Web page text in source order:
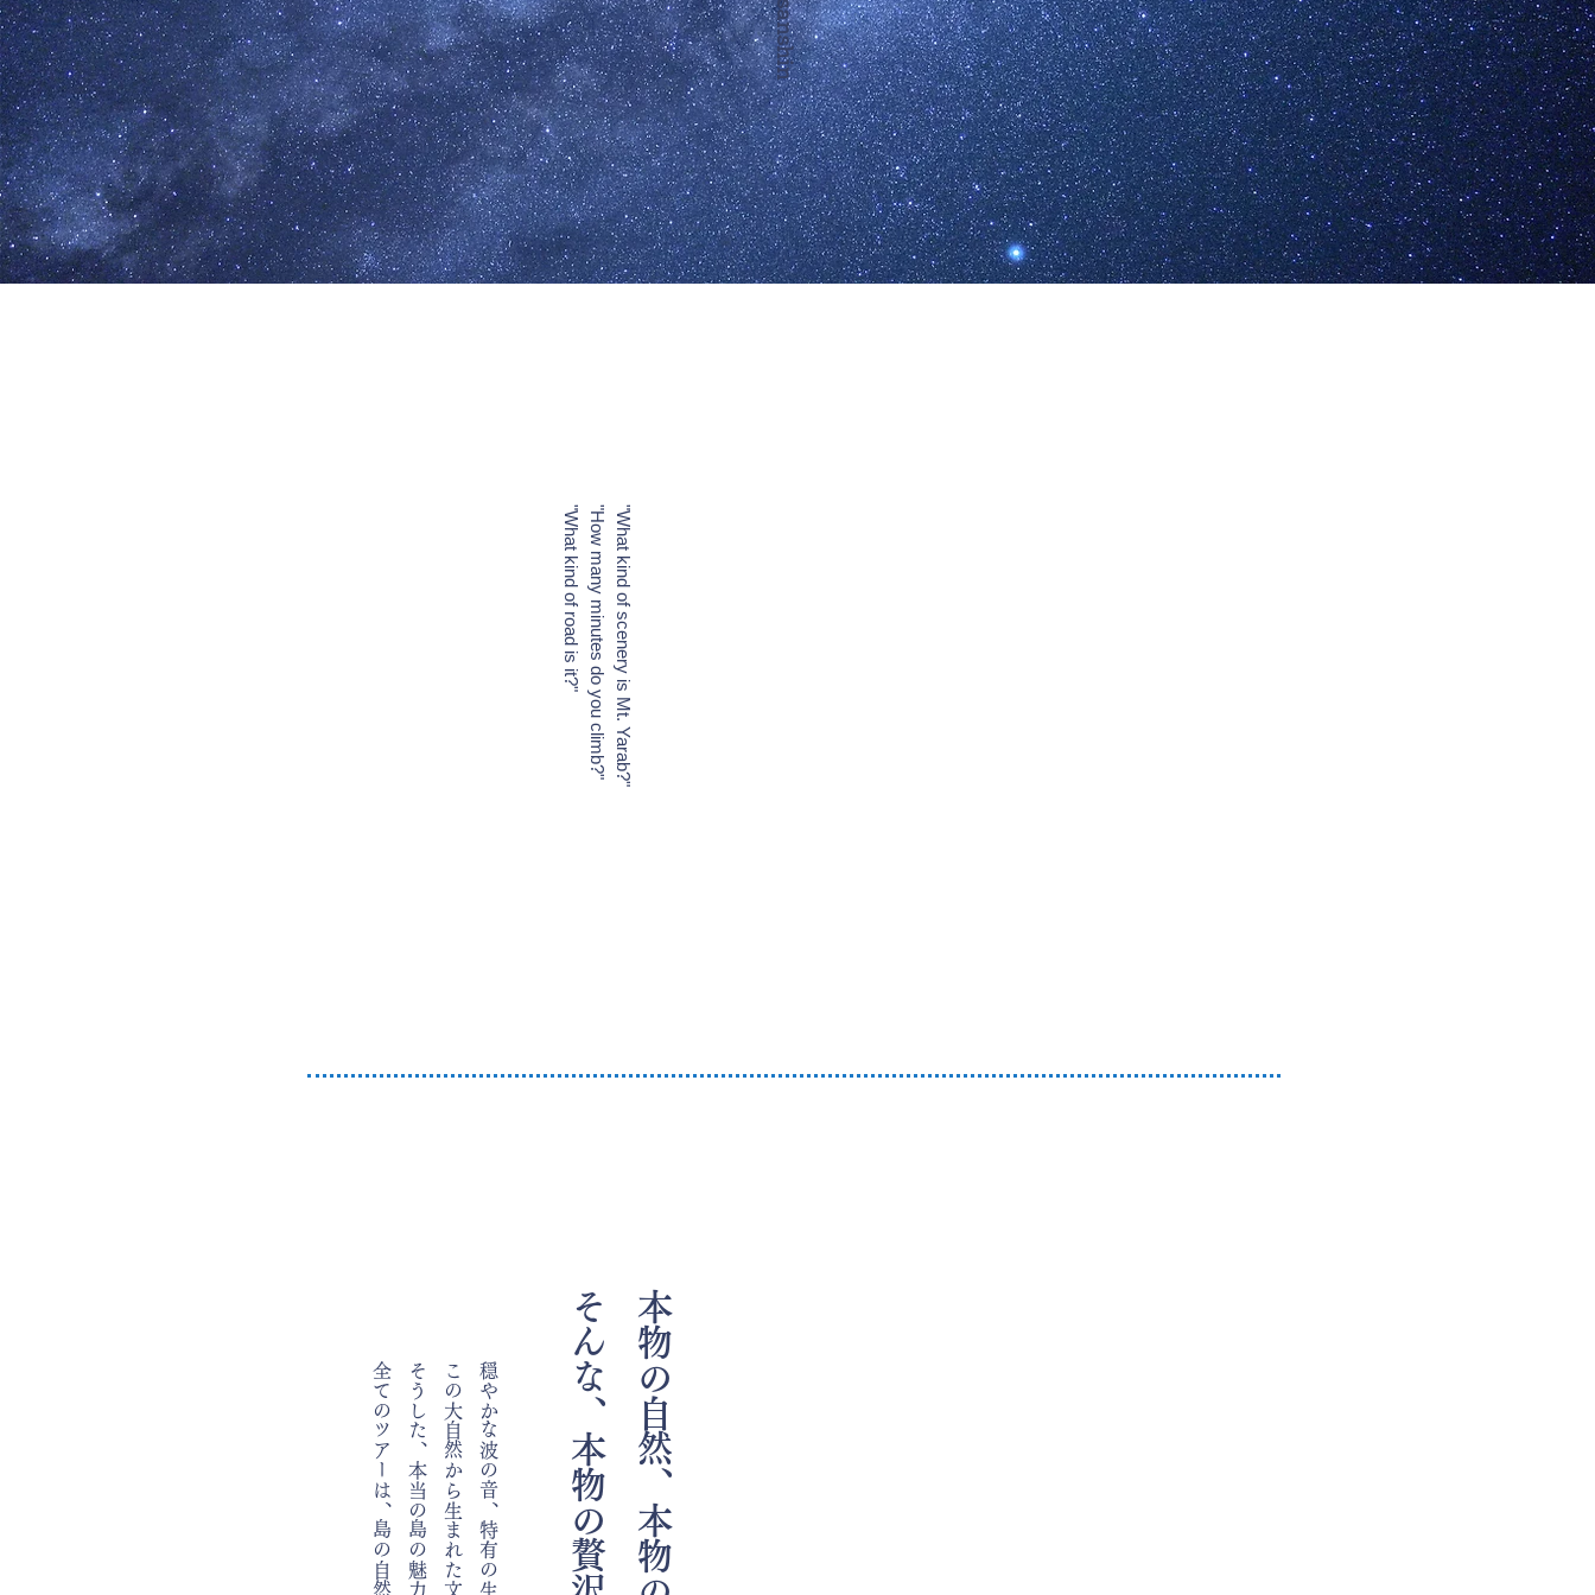
"What kind of scenery is Mt. Yarab?"
"How many minutes do you climb?"
"What kind of road is it?"
こ
の大自然から生まれた